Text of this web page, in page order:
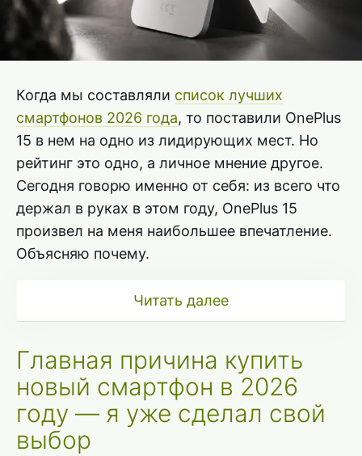
Когда мы составляли список лучших
смартфонов 2026 года, то поставили OnePlus
15 в нем на одно из лидирующих мест. Но
рейтинг это одно, а личное мнение другое.
Сегодня говорю именно от себя: из всего что
держал в руках в этом году, OnePlus 15
произвел на меня наибольшее впечатление.
Объясняю почему.
Читать далее
Главная причина купить
новый смартфон в 2026
году — я уже сделал свой
выбор